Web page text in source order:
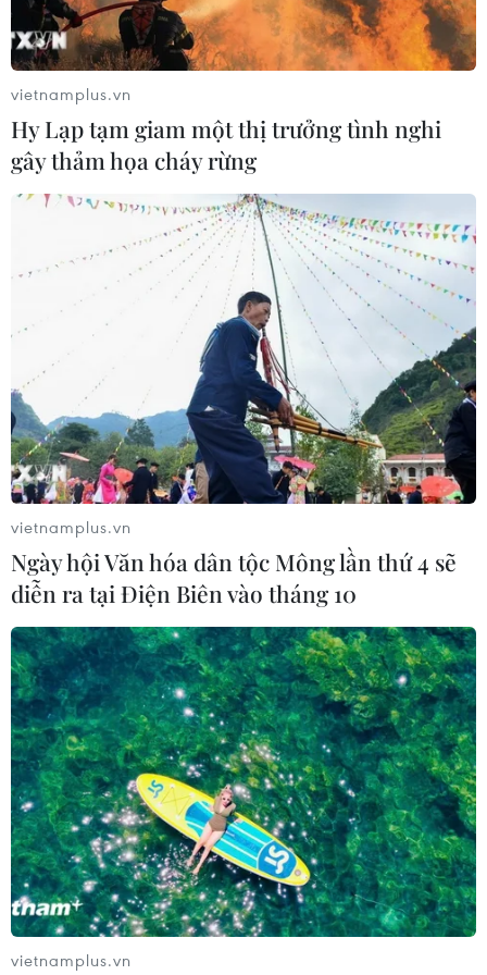
Lực lượng Houthi tấn công quân đội
Yemen, ít nhất 45 binh sỹ thương
vong
06/08/2026 23:57
Xung đột Israel-Hamas: Ít nhất 300
trẻ em thiệt mạng trong 300 ngày
06/08/2026 22:56
Iran và Oman thống nhất mở lại eo
biển Hormuz trong 60 ngày
06/08/2026 12:25
Israel thử nghiệm tên lửa Arrow giữa
lúc căng thẳng khu vực leo thang
Iran cảnh báo đáp trả nhằm vào hạ
tầng năng lượng khu vực nếu bị tấn
công
06/08/2026 04:37
Iran và Oman đạt thỏa thuận về
tuyến vận tải qua eo biển Hormuz
06/08/2026 04:36
Từ hạt nhân đến eo biển
vietnamplus.vn
Hy Lạp tạm giam một thị trưởng tình nghi
gây thảm họa cháy rừng
vietnamplus.vn
Ngày hội Văn hóa dân tộc Mông lần thứ 4 sẽ
diễn ra tại Điện Biên vào tháng 10
vietnamplus.vn